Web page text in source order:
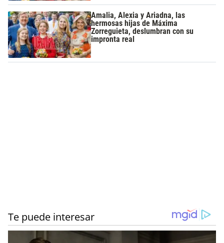
Amalia, Alexia y Ariadna, las
hermosas hijas de Máxima
Zorreguieta, deslumbran con su
impronta real